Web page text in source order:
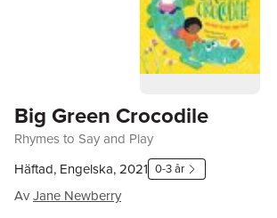
Big Green Crocodile
Rhymes to Say and Play
Häftad, Engelska, 2021 0-3 år
AvJane Newberry